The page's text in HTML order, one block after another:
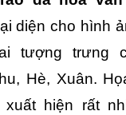
diện cho hình
tượng trưng
Hè, Xuân.
hiện rất